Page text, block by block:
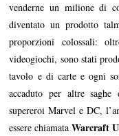
venderne un milione di
diventato un prodotto
proporzioni colossali:
videogiochi, sono stati
tavolo e di carte e ogni
accaduto per altre
supereroi Marvel e DC,
essere chiamataWarcraft